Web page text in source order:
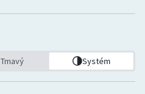
Tmavý Systém